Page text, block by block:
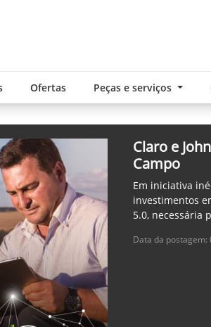
Ofertas Peças e serviços
Claro e
Campo
Em iniciativa
investimentos
5.0, necessária
Data da postagem: